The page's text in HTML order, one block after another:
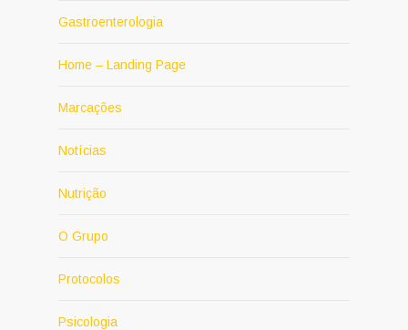
Gastroenterologia
Home – Landing Page
Marcações
Notícias
Nutrição
O Grupo
Protocolos
Psicologia